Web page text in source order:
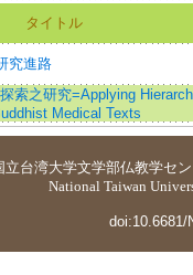
タイトル
究進路
索之研究=Applying
Medical Texts
立台湾大学文学部仏教学セ
National Taiwan
doi:10.6681/